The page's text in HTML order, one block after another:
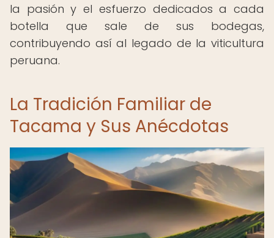
la pasión y el esfuerzo dedicados a cada
botella que sale de sus bodegas,
contribuyendo así al legado de la viticultura
peruana.
La Tradición Familiar de
Tacama y Sus Anécdotas